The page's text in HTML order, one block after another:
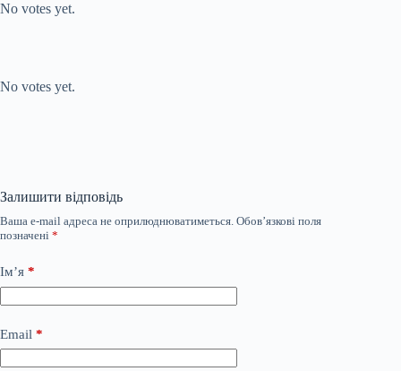
No votes yet.
No votes yet.
Залишити відповідь
Ваша e-mail адреса не оприлюднюватиметься. Обов’язкові поля
позначені *
Ім’я *
Email *